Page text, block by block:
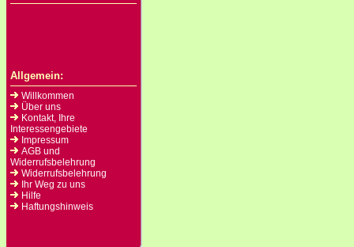
Allgemein:
Willkommen
Über uns
Kontakt, Ihre
Interessengebiete
Impressum
AGB und
Widerrufsbelehrung
Widerrufsbelehrung
Ihr Weg zu uns
Hilfe
Haftungshinweis